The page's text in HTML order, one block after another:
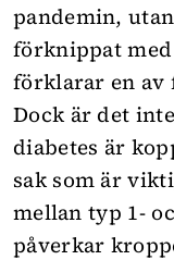
pandemin,
förknippat
förklarar en av
Dock är det
diabetes är
sak som är
mellan typ 1-
påverkar